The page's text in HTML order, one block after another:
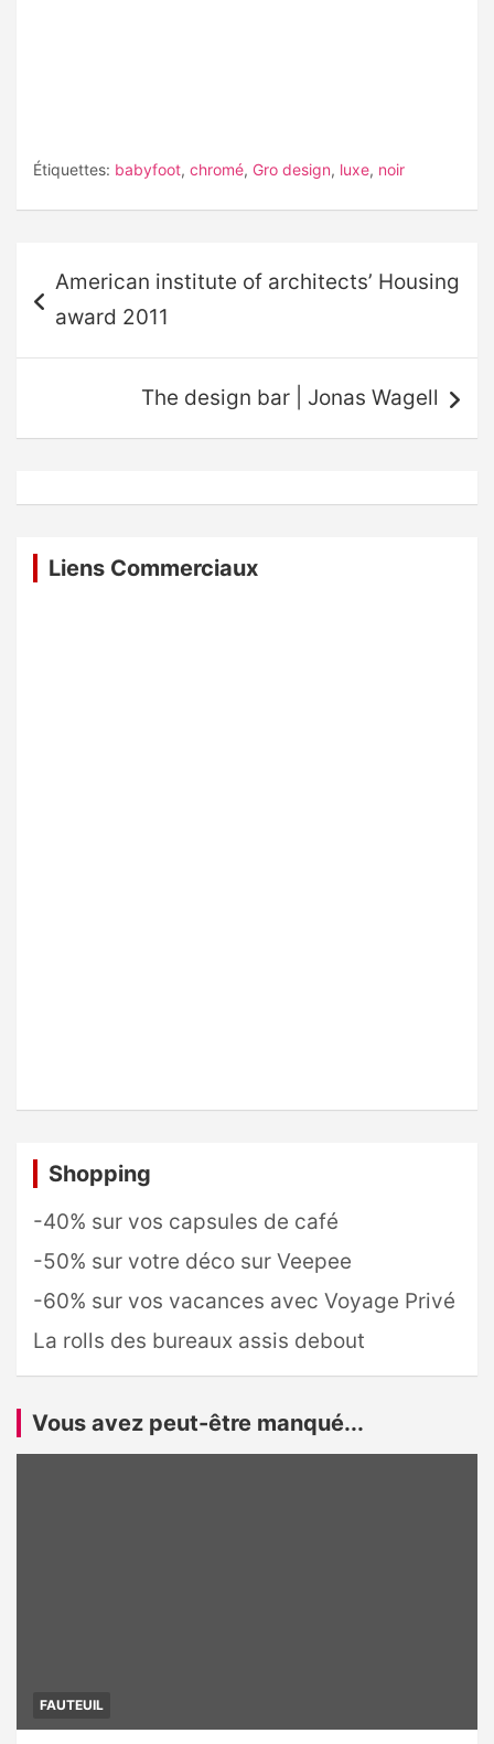
Étiquettes: babyfoot, chromé, Gro design, luxe, noir
de
l’article
American institute of architects’ Housing
award 2011
The design bar | Jonas Wagell
Liens Commerciaux
Shopping
-40% sur vos capsules de café
-50% sur votre déco sur Veepee
-60% sur vos vacances avec Voyage Privé
La rolls des bureaux assis debout
Vous avez peut-être manqué...
FAUTEUIL